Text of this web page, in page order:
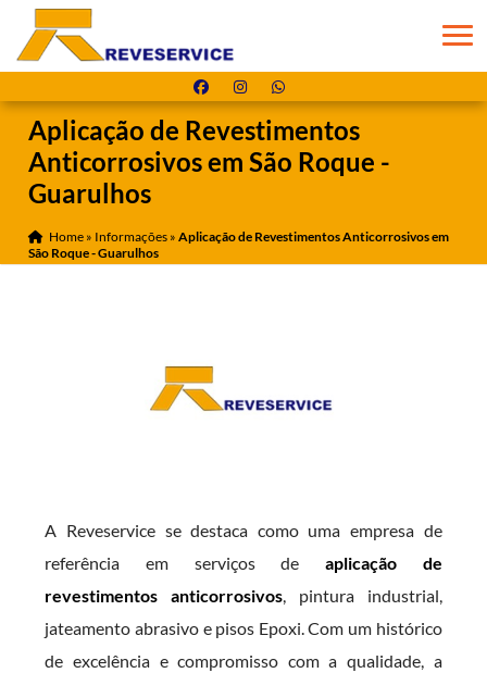
Aplicação de Revestimentos
Anticorrosivos em São Roque -
Guarulhos
Home » Informações »Aplicação de Revestimentos Anticorrosivos em
São Roque - Guarulhos
A Reveservice se destaca como uma empresa de
referência em serviços deaplicação de
revestimentos anticorrosivos, pintura industrial,
jateamento abrasivo e pisos Epoxi. Com um histórico
de excelência e compromisso com a qualidade, a